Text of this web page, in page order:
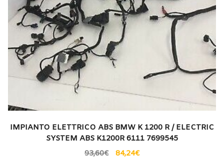
IMPIANTO ELETTRICO ABS BMW K 1200 R / ELECTRIC
SYSTEM ABS K1200R 6111 7699545
93,60€ 84,24€